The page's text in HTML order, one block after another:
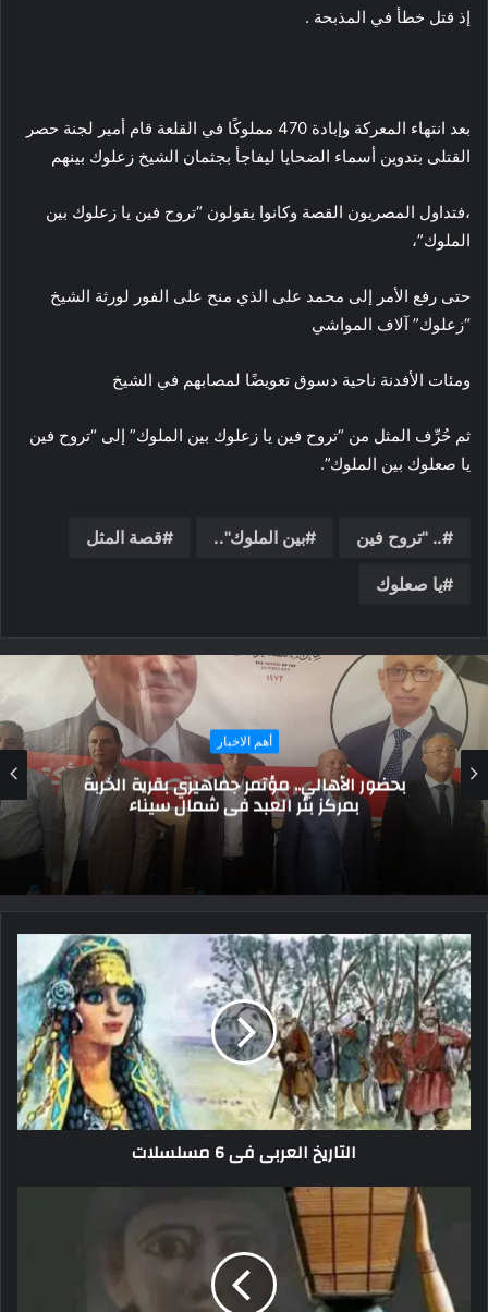
إذ قتل خطأ في المذبحة .
بعد انتهاء المعركة وإبادة 470 مملوكًا في القلعة قام أمير لجنة حصر
القتلى بتدوين أسماء الضحايا ليفاجأ بجثمان الشيخ زعلوك بينهم
،فتداول المصريون القصة وكانوا يقولون “تروح فين يا زعلوك بين
الملوك”،
حتى رفع الأمر إلى محمد على الذي منح على الفور لورثة الشيخ
“زعلوك” آلاف المواشي
ومئات الأفدنة ناحية دسوق تعويضًا لمصابهم في الشيخ
ثم حُرِّف المثل من “تروح فين يا زعلوك بين الملوك” إلى “تروح فين
يا صعلوك بين الملوك”.
.. "تروح فين بين الملوك".. قصة المثل
يا صعلوك
أهم الاخبار
حزب مصر أكتوبر يقدم التهنئة للشرطة في عيدها
التاريخ العربى فى 6 مسلسلات